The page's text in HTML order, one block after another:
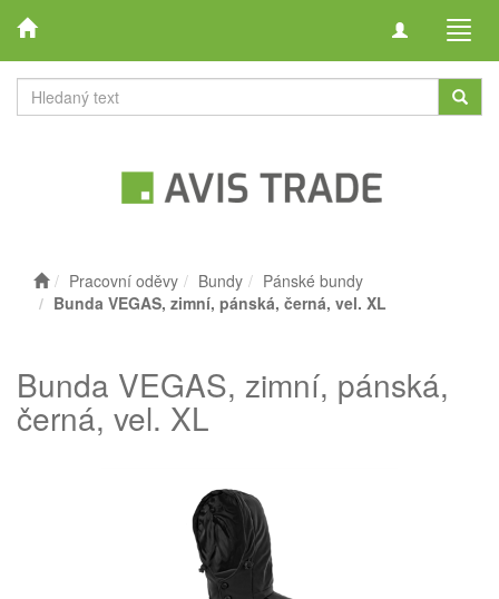
Toggle
Pracovní oděvy Bundy
Pánské bundy
Bunda VEGAS, zimní, pánská, černá, vel. XL
Bunda VEGAS, zimní, pánská,
černá, vel. XL